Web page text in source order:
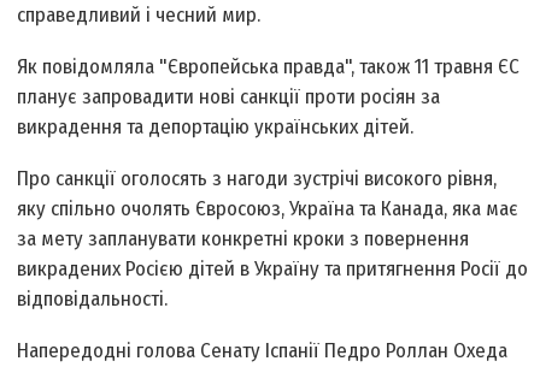
справедливий і чесний мир.
Як повідомляла "Європейська правда", також 11 травня ЄС
планує запровадити нові санкції проти росіян за
викрадення та депортацію українських дітей.
Про санкції оголосять з нагоди зустрічі високого рівня,
яку спільно очолять Євросоюз, Україна та Канада, яка має
за мету запланувати конкретні кроки з повернення
викрадених Росією дітей в Україну та притягнення Росії до
відповідальності.
Напередодні голова Сенату Іспанії Педро Роллан Охеда